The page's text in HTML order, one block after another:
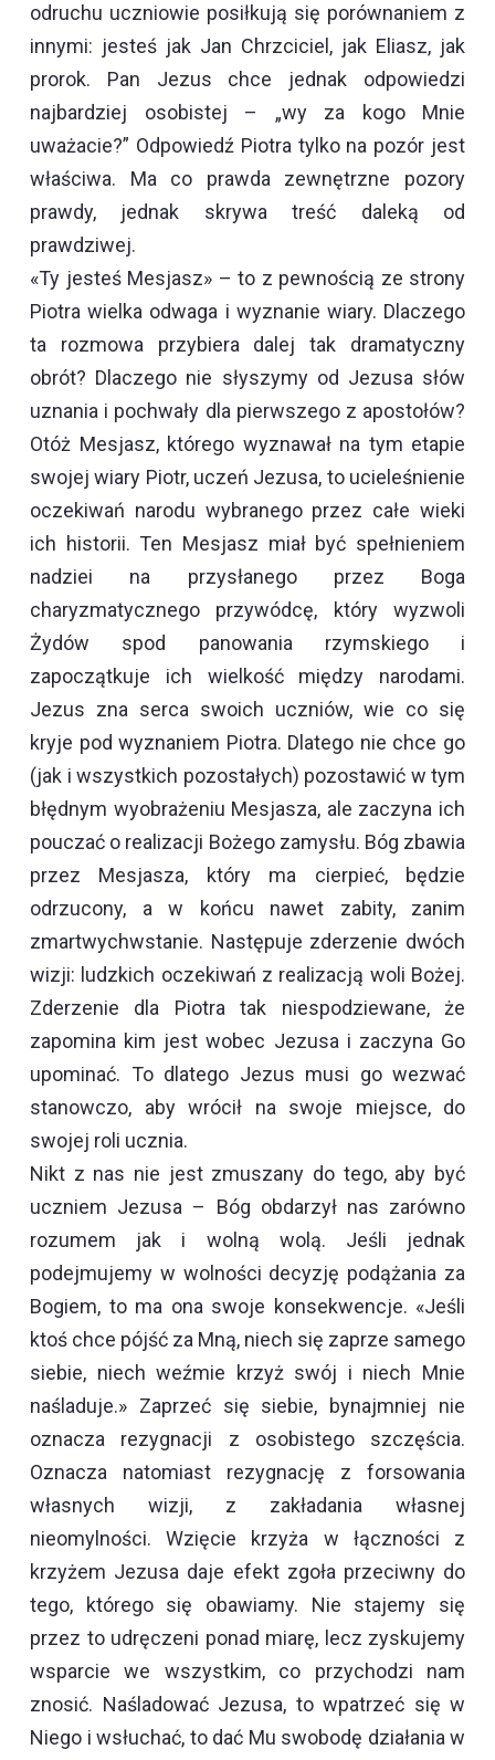
odruchu uczniowie posiłkują się porównaniem z
innymi: jesteś jak Jan Chrzciciel, jak Eliasz, jak
prorok. Pan Jezus chce jednak odpowiedzi
najbardziej osobistej – „wy za kogo Mnie
uważacie?” Odpowiedź Piotra tylko na pozór jest
właściwa. Ma co prawda zewnętrzne pozory
prawdy, jednak skrywa treść daleką od
prawdziwej.
«Ty jesteś Mesjasz» – to z pewnością ze strony
Piotra wielka odwaga i wyznanie wiary. Dlaczego
ta rozmowa przybiera dalej tak dramatyczny
obrót? Dlaczego nie słyszymy od Jezusa słów
uznania i pochwały dla pierwszego z apostołów?
Otóż Mesjasz, którego wyznawał na tym etapie
swojej wiary Piotr, uczeń Jezusa, to ucieleśnienie
oczekiwań narodu wybranego przez całe wieki
ich historii. Ten Mesjasz miał być spełnieniem
nadziei na przysłanego przez Boga
charyzmatycznego przywódcę, który wyzwoli
Żydów spod panowania rzymskiego i
zapoczątkuje ich wielkość między narodami.
Jezus zna serca swoich uczniów, wie co się
kryje pod wyznaniem Piotra. Dlatego nie chce go
(jak i wszystkich pozostałych) pozostawić w tym
błędnym wyobrażeniu Mesjasza, ale zaczyna ich
pouczać o realizacji Bożego zamysłu. Bóg zbawia
przez Mesjasza, który ma cierpieć, będzie
odrzucony, a w końcu nawet zabity, zanim
zmartwychwstanie. Następuje zderzenie dwóch
wizji: ludzkich oczekiwań z realizacją woli Bożej.
Zderzenie dla Piotra tak niespodziewane, że
zapomina kim jest wobec Jezusa i zaczyna Go
upominać. To dlatego Jezus musi go wezwać
stanowczo, aby wrócił na swoje miejsce, do
swojej roli ucznia.
Nikt z nas nie jest zmuszany do tego, aby być
uczniem Jezusa – Bóg obdarzył nas zarówno
rozumem jak i wolną wolą. Jeśli jednak
podejmujemy w wolności decyzję podążania za
Bogiem, to ma ona swoje konsekwencje. «Jeśli
ktoś chce pójść za Mną, niech się zaprze samego
siebie, niech weźmie krzyż swój i niech Mnie
naśladuje.» Zaprzeć się siebie, bynajmniej nie
oznacza rezygnacji z osobistego szczęścia.
Oznacza natomiast rezygnację z forsowania
własnych wizji, z zakładania własnej
nieomylności. Wzięcie krzyża w łączności z
krzyżem Jezusa daje efekt zgoła przeciwny do
tego, którego się obawiamy. Nie stajemy się
przez to udręczeni ponad miarę, lecz zyskujemy
wsparcie we wszystkim, co przychodzi nam
znosić. Naśladować Jezusa, to wpatrzeć się w
Niego i wsłuchać, to dać Mu swobodę działania w